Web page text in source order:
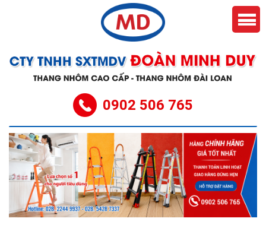
0902 506 765